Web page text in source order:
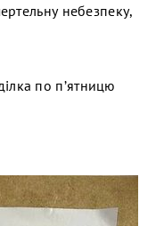
небезпеку,
по п’ятницю